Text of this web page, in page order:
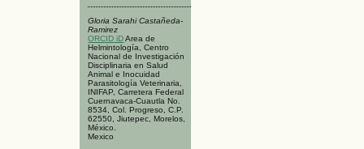
Gloria Sarahi Castañeda-
Ramirez
ORCID iDArea de
Helmintología, Centro
Nacional de Investigación
Disciplinaria en Salud
Animal e Inocuidad
Parasitología Veterinaria,
INIFAP, Carretera Federal
Cuernavaca-Cuautla No.
8534, Col. Progreso, C.P.
62550, Jiutepec, Morelos,
México.
Mexico